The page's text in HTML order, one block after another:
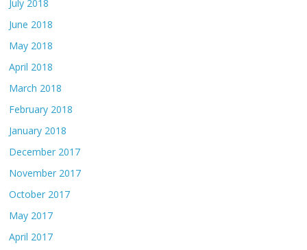
July 2018
June 2018
May 2018
April 2018
March 2018
February 2018
January 2018
December 2017
November 2017
October 2017
May 2017
April 2017